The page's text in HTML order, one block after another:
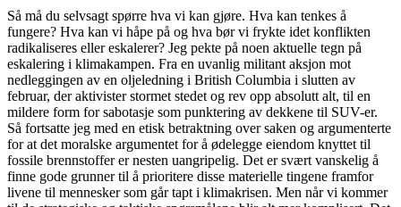
Så må du selvsagt spørre hva vi kan gjøre. Hva kan tenkes å
fungere? Hva kan vi håpe på og hva bør vi frykte idet konflikten
radikaliseres eller eskalerer? Jeg pekte på noen aktuelle tegn på
eskalering i klimakampen. Fra en uvanlig militant aksjon mot
nedleggingen av en oljeledning i British Columbia i slutten av
februar, der aktivister stormet stedet og rev opp absolutt alt, til en
mildere form for sabotasje som punktering av dekkene til SUV-er.
Så fortsatte jeg med en etisk betraktning over saken og argumenterte
for at det moralske argumentet for å ødelegge eiendom knyttet til
fossile brennstoffer er nesten uangripelig. Det er svært vanskelig å
finne gode grunner til å prioritere disse materielle tingene framfor
livene til mennesker som går tapt i klimakrisen. Men når vi kommer